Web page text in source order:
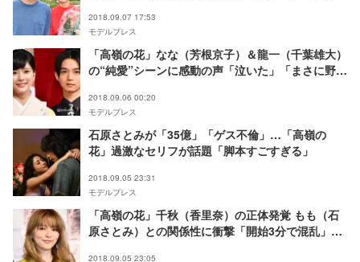
2018.09.07 17:53
モデルプレス
「高嶺の花」なな（芳根京子）＆龍一（千葉雄大）
の“純愛”シーンに感動の声「泣いた」「まさに野島
2018.09.06 00:20
モデルプレス
石原さとみが「35億」「ゲス不倫」…「高嶺の
花」過激なセリフが話題「脚本すごすぎる」
2018.09.05 23:31
モデルプレス
「高嶺の花」千秋（香里奈）の正体発覚 もも（石
原さとみ）との関係性に衝撃「開始3分で混乱」
2018.09.05 23:05